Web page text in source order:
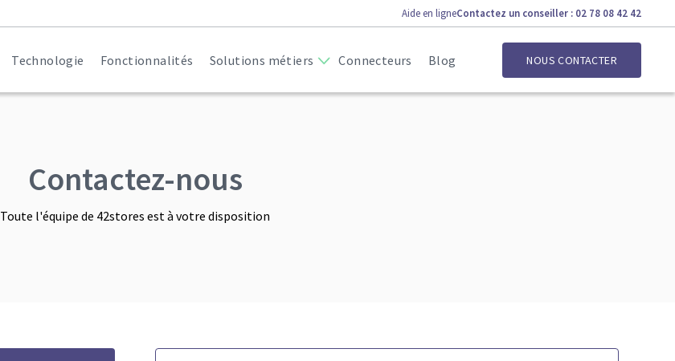
Aide en ligneContactez un conseiller : 02 78 08 42 42
Technologie Fonctionnalités Solutions métiers
Pièces détachées Auto / Moto / Vélo
Mode / Fournitures / Equipement
Connecteurs Blog NOUS CONTACTER
Contactez-nous
Toute l'équipe de 42stores est à votre disposition